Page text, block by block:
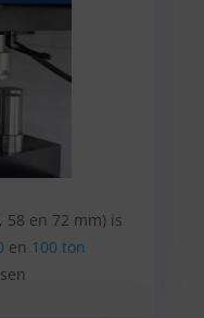
58 en 72 mm) is
en 100 ton